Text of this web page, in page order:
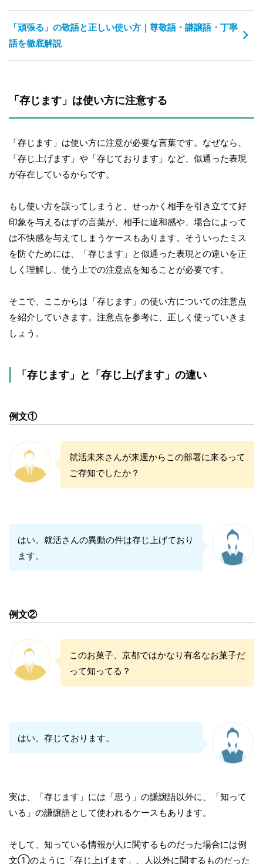
「頑張る」の敬語と正しい使い方｜尊敬語・謙譲語・丁寧
語を徹底解説
「存じます」は使い方に注意する
「存じます」は使い方に注意が必要な言葉です。なぜなら、
「存じ上げます」や「存じております」など、似通った表現
が存在しているからです。
もし使い方を誤ってしまうと、せっかく相手を引き立てて好
印象を与えるはずの言葉が、相手に違和感や、場合によって
は不快感を与えてしまうケースもあります。そういったミス
を防ぐためには、「存じます」と似通った表現との違いを正
しく理解し、使う上での注意点を知ることが必要です。
そこで、ここからは「存じます」の使い方についての注意点
を紹介していきます。注意点を参考に、正しく使っていきま
しょう。
「存じます」と「存じ上げます」の違い
例文①
就活未来さんが来週からこの部署に来るって
ご存知でしたか？
はい。就活さんの異動の件は存じ上げており
ます。
例文②
このお菓子、京都ではかなり有名なお菓子だ
って知ってる？
はい。存じております。
実は、「存じます」には「思う」の謙譲語以外に、「知って
いる」の謙譲語として使われるケースもあります。
そして、知っている情報が人に関するものだった場合には例
文①のように「存じ上げます」、人以外に関するものだった